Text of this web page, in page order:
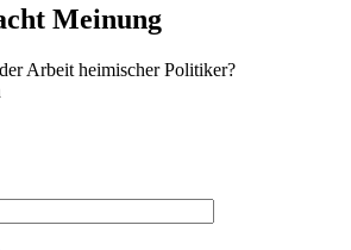
Meinung
Arbeit heimischer Politiker?